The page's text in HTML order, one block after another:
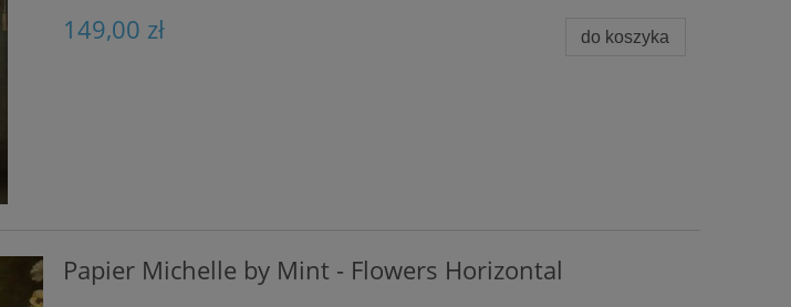
149,00 zł do koszyka
Papier Michelle by Mint - Flowers Horizontal